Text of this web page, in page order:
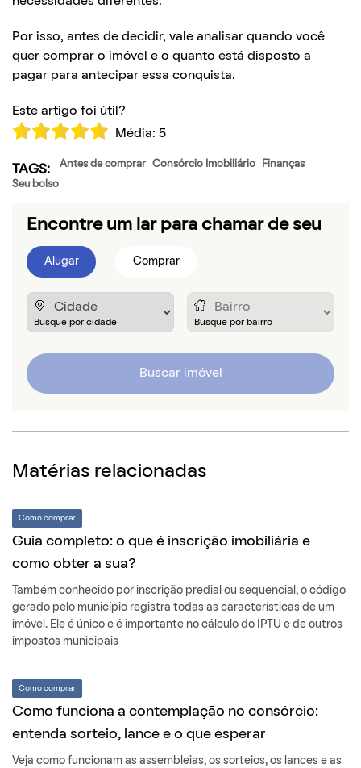
Por isso, antes de decidir, vale analisar quando você
quer comprar o imóvel e o quanto está disposto a
pagar para antecipar essa conquista.
Este artigo foi útil?
Média: 5
TAGS: Antes de comprar Consórcio Imobiliário Finanças
Seu bolso
Encontre um lar para chamar de seu
Alugar Comprar
Buscar imóvel
Matérias relacionadas
Como comprar
Guia completo: o que é inscrição imobiliária e
como obter a sua?
Também conhecido por inscrição predial ou sequencial, o código
gerado pelo município registra todas as características de um
imóvel. Ele é único e é importante no cálculo do IPTU e de outros
impostos municipais
Como comprar
Como funciona a contemplação no consórcio:
entenda sorteio, lance e o que esperar
Veja como funcionam as assembleias, os sorteios, os lances e as